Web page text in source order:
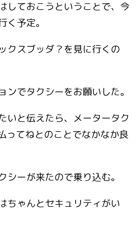
しておこうということで、今
く予定。
クスブッダ？を見に行くの
ンでタクシーをお願いした。
いと伝えたら、メータータク
ってねとのことでなかなか良
シーが来たので乗り込む。
ちゃんとセキュリティがい